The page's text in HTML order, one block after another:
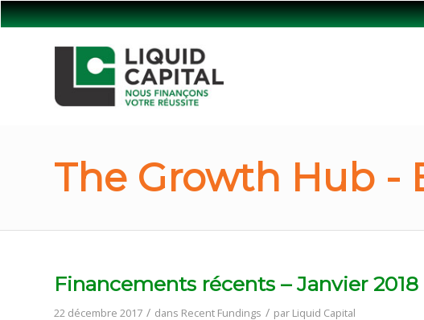
The Growth Hub -
Financements récents – Janvier 2018
22 décembre 2017 / dans Recent Fundings / par Liquid Capital